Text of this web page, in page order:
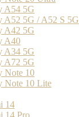
A54 5G
A52 5G / A52 S 5G
A42 5G
A40
A34 5G
A72 5G
Note 10
Note 10 Lite
14
14 Pro